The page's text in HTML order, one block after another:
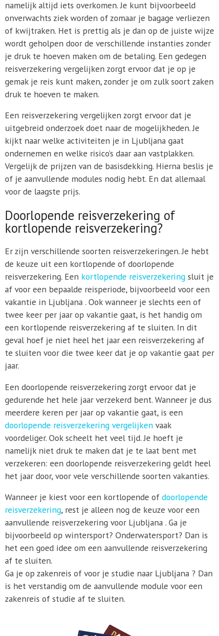
namelijk altijd iets overkomen. Je kunt bijvoorbeeld
onverwachts ziek worden of zomaar je bagage verliezen
of kwijtraken. Het is prettig als je dan op de juiste wijze
wordt geholpen door de verschillende instanties zonder
je druk te hoeven maken om de betaling. Een gedegen
reisverzekering vergelijken zorgt ervoor dat je op je
gemak je reis kunt maken, zonder je om zulk soort zaken
druk te hoeven te maken.
Een reisverzekering vergelijken zorgt ervoor dat je
uitgebreid onderzoek doet naar de mogelijkheden. Je
kijkt naar welke activiteiten je in Ljubljana gaat
ondernemen en welke risico’s daar aan vastplakken.
Vergelijk de prijzen van de basisdekking. Hierna beslis je
of je aanvullende modules nodig hebt. En dat allemaal
voor de laagste prijs.
Doorlopende reisverzekering of
kortlopende reisverzekering?
Er zijn verschillende soorten reisverzekeringen. Je hebt
de keuze uit een kortlopende of doorlopende
reisverzekering. Een kortlopende reisverzekeringsluit je
af voor een bepaalde reisperiode, bijvoorbeeld voor een
vakantie in Ljubljana . Ook wanneer je slechts een of
twee keer per jaar op vakantie gaat, is het handig om
een kortlopende reisverzekering af te sluiten. In dit
geval hoef je niet heel het jaar een reisverzekering af
te sluiten voor die twee keer dat je op vakantie gaat per
jaar.
Een doorlopende reisverzekering zorgt ervoor dat je
gedurende het hele jaar verzekerd bent. Wanneer je dus
meerdere keren per jaar op vakantie gaat, is een
doorlopende reisverzekering vergelijkenvaak
voordeliger. Ook scheelt het veel tijd. Je hoeft je
namelijk niet druk te maken dat je te laat bent met
verzekeren: een doorlopende reisverzekering geldt heel
het jaar door, voor vele verschillende soorten vakanties.
Wanneer je kiest voor een kortlopende of doorlopende
reisverzekering, rest je alleen nog de keuze voor een
aanvullende reisverzekering voor Ljubljana . Ga je
bijvoorbeeld op wintersport? Onderwatersport? Dan is
het een goed idee om een aanvullende reisverzekering
af te sluiten.
Ga je op zakenreis of voor je studie naar Ljubljana ? Dan
is het verstandig om de aanvullende module voor een
zakenreis of studie af te sluiten.